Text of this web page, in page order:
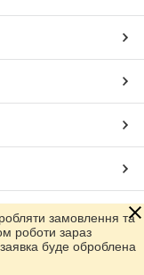
замовлення та
роботи зараз
буде оброблена